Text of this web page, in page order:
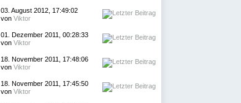
03. August 2012, 17:49:02
von Viktor
01. Dezember 2011, 00:28:33
von Viktor
18. November 2011, 17:48:06
von Viktor
18. November 2011, 17:45:50
von Viktor